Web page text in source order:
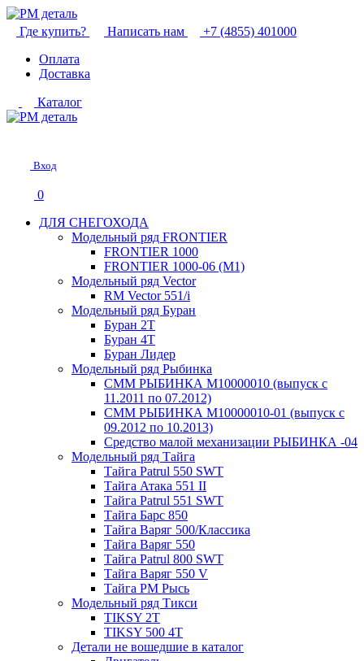
Где купить? Написать нам
+7 (4855) 401000
Оплата
Доставка
Каталог
Вход
0
ДЛЯ СНЕГОХОДА
Модельный ряд FRONTIER
FRONTIER 1000
FRONTIER 1000-06 (М1)
Модельный ряд Vector
RM Vector 551/i
Модельный ряд Буран
Буран 2Т
Буран 4Т
Буран Лидер
Модельный ряд Рыбинка
СММ РЫБИНКА M10000010 (выпуск с
11.2011 по 07.2012)
СММ РЫБИНКА M10000010-01 (выпуск с
09.2012 по 10.2013)
Средство малой механизации РЫБИНКА -04
Модельный ряд Тайга
Тайга Patrul 550 SWT
Тайга Атака 551 II
Тайга Patrul 551 SWT
Тайга Барс 850
Тайга Варяг 500/Классика
Тайга Варяг 550
Тайга Patrul 800 SWT
Тайга Варяг 550 V
Тайга РМ Рысь
Модельный ряд Тикси
TIKSY 2T
TIKSY 500 4T
Детали не вошедшие в каталог